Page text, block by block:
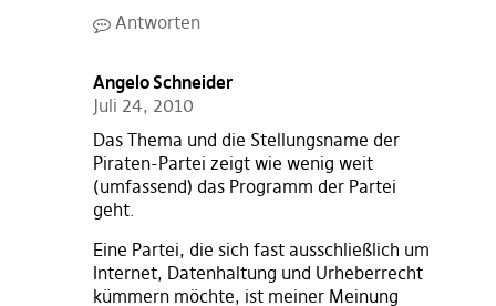
Antworten
Angelo Schneider
Juli 24, 2010
Das Thema und die Stellungsname der
Piraten-Partei zeigt wie wenig weit
(umfassend) das Programm der Partei
geht.
Eine Partei, die sich fast ausschließlich um
Internet, Datenhaltung und Urheberrecht
kümmern möchte, ist meiner Meinung